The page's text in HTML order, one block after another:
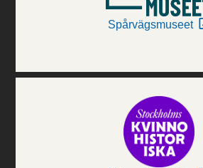
Spårvägsmuseet